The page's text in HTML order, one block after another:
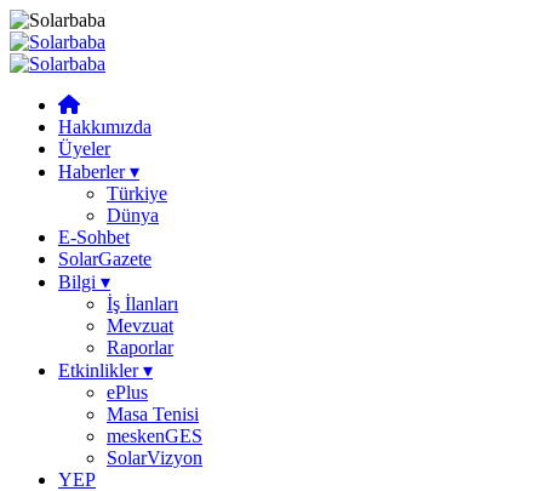
Hakkımızda
Üyeler
Haberler▾
Türkiye
Dünya
E-Sohbet
SolarGazete
Bilgi ▾
İş İlanları
Mevzuat
Raporlar
Etkinlikler▾
ePlus
Masa Tenisi
meskenGES
SolarVizyon
YEP